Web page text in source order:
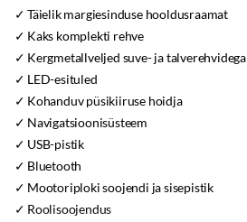
Täielik margiesinduse hooldusraamat
Kaks komplekti rehve
Kergmetallveljed suve- ja talverehvidega
LED-esituled
Kohanduv püsikiiruse hoidja
Navigatsioonisüsteem
USB-pistik
Bluetooth
Mootoriploki soojendi ja sisepistik
Roolisoojendus